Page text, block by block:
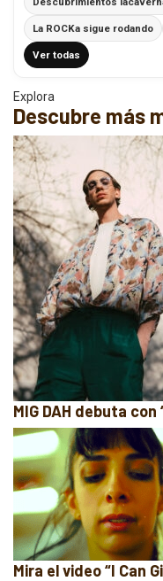
La ROCKa sigue rodando
Ver todas
Explora
Descubre más
MIG DAH debuta con
Mira el video “I Can